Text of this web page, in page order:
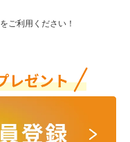
をご利用ください！